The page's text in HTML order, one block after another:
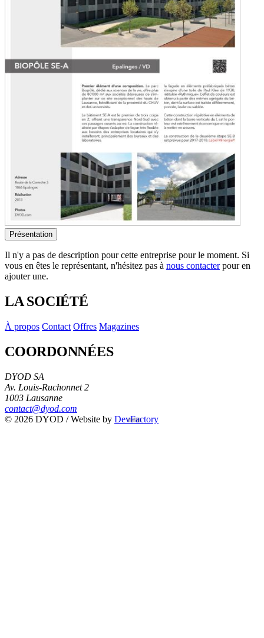
Présentation
Il n'y a pas de description pour cette entreprise pour le moment. Si
vous en êtes le représentant, n'hésitez pas à nous contacterpour en
ajouter une.
LA SOCIÉTÉ
À propos Contact Offres Magazines
COORDONNÉES
DYOD SA
Av. Louis-Ruchonnet 2
1003 Lausanne
contact@dyod.com
© 2026 DYOD / Website by DevFactory